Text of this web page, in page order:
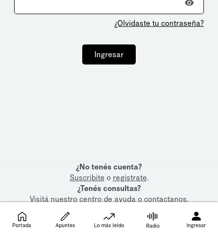
¿Olvidaste tu contraseña?
Ingresar
¿No tenés cuenta?
Suscribite o registrate.
¿Tenés consultas?
Visitá nuestrocentro de ayudaocontactanos.
Portada Apuntes Lo más leído Radio Ingresar